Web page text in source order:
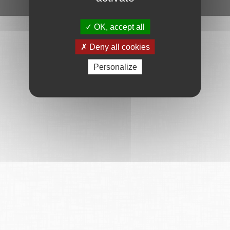
OK, accept all
Deny all cookies
Personalize
Ce service est proposé par